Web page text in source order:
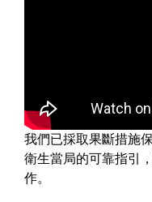
我們已採取果斷措施
衛生當局的可靠指引
作。